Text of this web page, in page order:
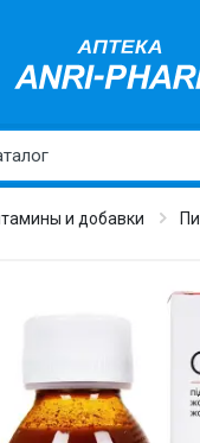
средства ›
товары и
и уход ›
и добавки ›
и добавки